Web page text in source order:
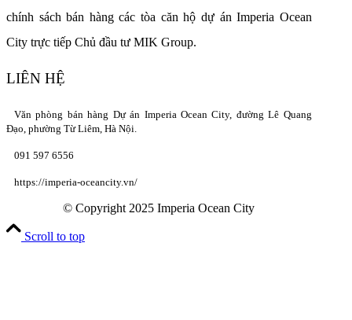
chính sách bán hàng các tòa căn hộ dự án Imperia Ocean
City trực tiếp Chủ đầu tư MIK Group.
LIÊN HỆ
Văn phòng bán hàng Dự án Imperia Ocean City, đường Lê Quang
Đạo, phường Từ Liêm, Hà Nội.
091 597 6556
https://imperia-oceancity.vn/
© Copyright 2025 Imperia Ocean City
Scroll to top